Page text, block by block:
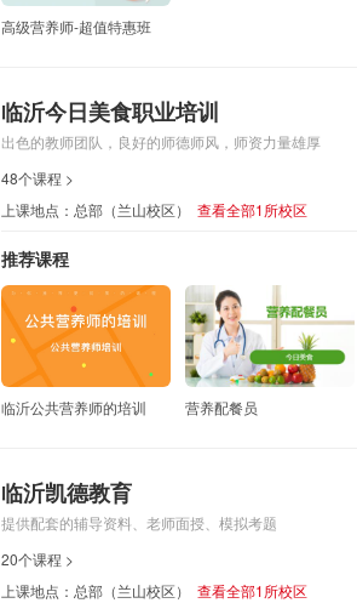
高级营养师-超值特惠班
临沂今日美食职业培训
出色的教师团队，良好的师德师风，师资力量雄厚
48个课程 >
上课地点：总部（兰山校区）
查看全部1所校区
推荐课程
临沂公共营养师的培训 营养配餐员
临沂凯德教育
提供配套的辅导资料、老师面授、模拟考题
20个课程 >
上课地点：总部（兰山校区）
查看全部1所校区